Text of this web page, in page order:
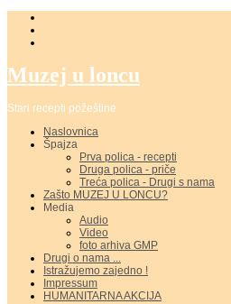
Muzej u loncu
Stari recepti požeštine
Naslovnica
Špajza
Prva polica - recepti
Druga polica - priče
Treća polica - Drugi s nama
Zašto MUZEJ U LONCU?
Media
Audio
Video
foto arhiva GMP
Drugi o nama ...
Istražujemo zajedno !
Impressum
HUMANITARNA AKCIJA